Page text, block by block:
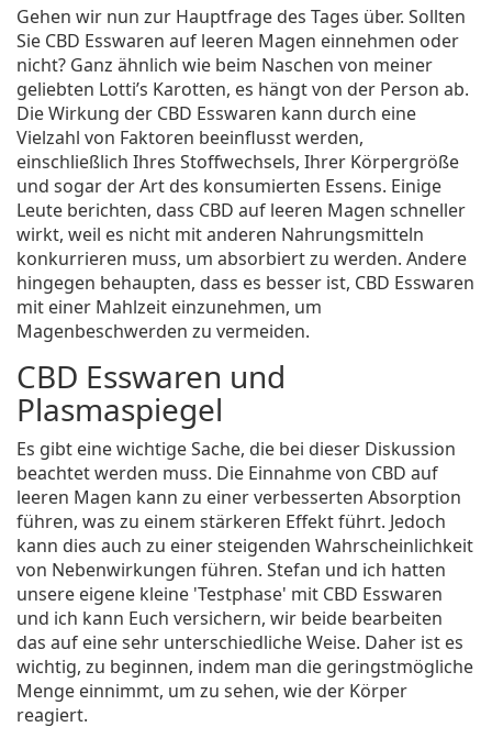
Gehen wir nun zur Hauptfrage des Tages über. Sollten
Sie CBD Esswaren auf leeren Magen einnehmen oder
nicht? Ganz ähnlich wie beim Naschen von meiner
geliebten Lotti’s Karotten, es hängt von der Person ab.
Die Wirkung der CBD Esswaren kann durch eine
Vielzahl von Faktoren beeinflusst werden,
einschließlich Ihres Stoffwechsels, Ihrer Körpergröße
und sogar der Art des konsumierten Essens. Einige
Leute berichten, dass CBD auf leeren Magen schneller
wirkt, weil es nicht mit anderen Nahrungsmitteln
konkurrieren muss, um absorbiert zu werden. Andere
hingegen behaupten, dass es besser ist, CBD Esswaren
mit einer Mahlzeit einzunehmen, um
Magenbeschwerden zu vermeiden.
CBD Esswaren und
Plasmaspiegel
Es gibt eine wichtige Sache, die bei dieser Diskussion
beachtet werden muss. Die Einnahme von CBD auf
leeren Magen kann zu einer verbesserten Absorption
führen, was zu einem stärkeren Effekt führt. Jedoch
kann dies auch zu einer steigenden Wahrscheinlichkeit
von Nebenwirkungen führen. Stefan und ich hatten
unsere eigene kleine 'Testphase' mit CBD Esswaren
und ich kann Euch versichern, wir beide bearbeiten
das auf eine sehr unterschiedliche Weise. Daher ist es
wichtig, zu beginnen, indem man die geringstmögliche
Menge einnimmt, um zu sehen, wie der Körper
reagiert.